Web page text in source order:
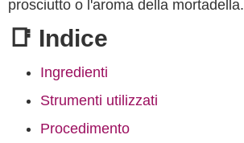
prosciutto o l'aroma della mortadella.
📑 Indice
Ingredienti
Strumenti utilizzati
Procedimento